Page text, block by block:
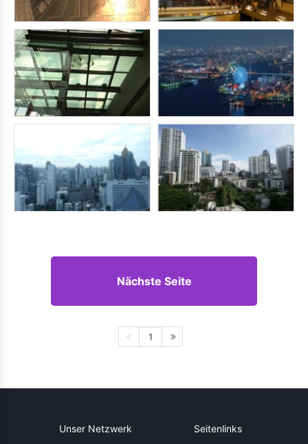
Nächste Seite
1
Unser Netzwerk Seitenlinks